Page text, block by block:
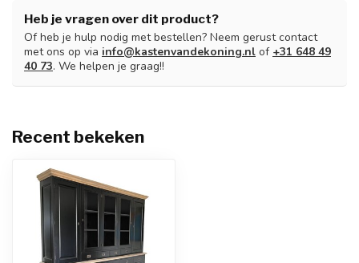
Heb je vragen over dit product?
Of heb je hulp nodig met bestellen? Neem gerust contact
met ons op via info@kastenvandekoning.nl of +31 648 49
40 73. We helpen je graag!!
Recent bekeken